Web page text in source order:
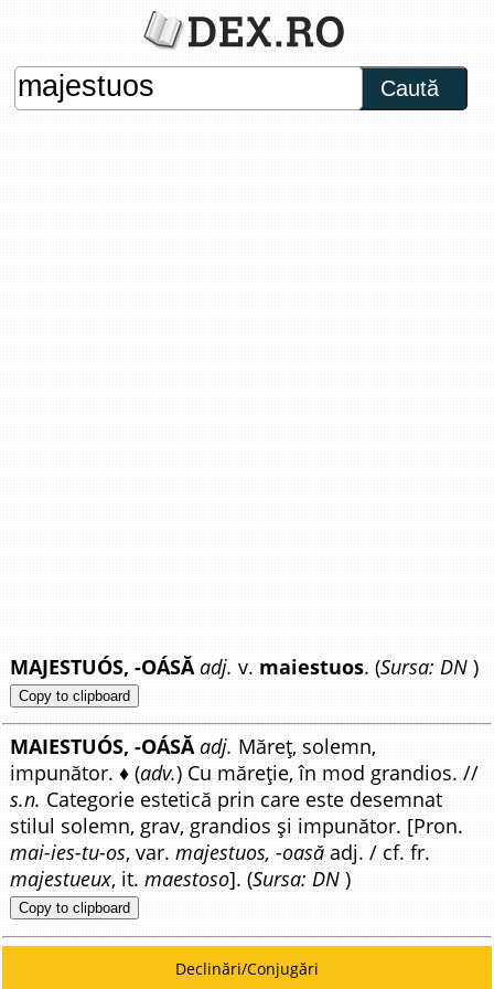
Caută
MAJESTUÓS, -OÁSĂ adj. v. maiestuos. (Sursa: DN )
Copy to clipboard
MAIESTUÓS, -OÁSĂ adj. Măreț, solemn,
impunător. ♦ (adv.) Cu măreție, în mod grandios. //
s.n. Categorie estetică prin care este desemnat
stilul solemn, grav, grandios și impunător. [Pron.
mai-ies-tu-os, var.majestuos, -oasă adj. / cf. fr.
majestueux, it.maestoso]. (Sursa: DN )
Copy to clipboard
Declinări/Conjugări